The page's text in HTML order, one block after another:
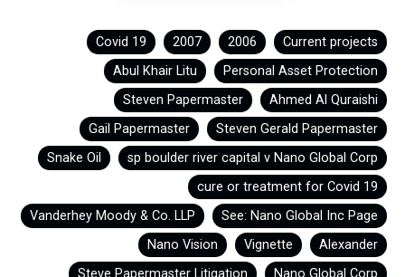
Current projects
2006
2007
Covid 19
Personal Asset Protection
Abul Khair Litu
Ahmed Al Quraishi
Steven Papermaster
Steven Gerald Papermaster
Gail Papermaster
sp boulder river capital v Nano Global Corp
Snake Oil
cure or treatment for Covid 19
See: Nano Global Inc Page
Vanderhey Moody & Co. LLP
Alexander
Vignette
Nano Vision
Nano Global Corp
Steve Papermaster Litigation